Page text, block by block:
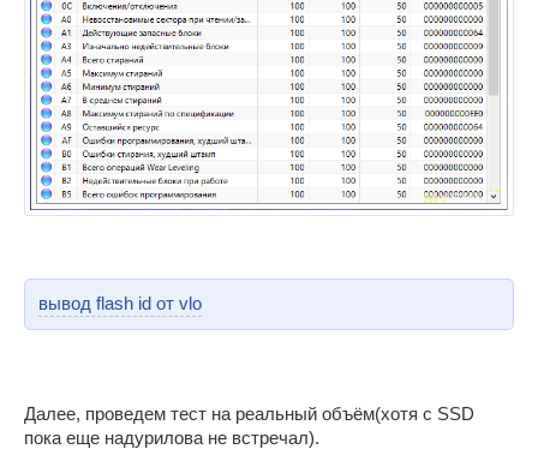
вывод flash id от vlo
Далее, проведем тест на реальный объём(хотя с SSD
пока еще надурилова не встречал).